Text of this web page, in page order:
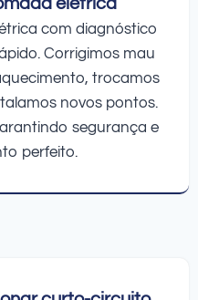
com diagnóstico
Corrigimos mau
trocamos
novos pontos.
segurança e
perfeito.